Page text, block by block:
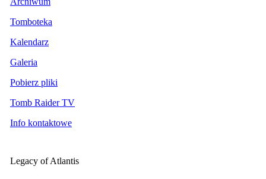
Tomboteka
Kalendarz
Galeria
Pobierz pliki
Tomb Raider TV
Info kontaktowe
Legacy of Atlantis